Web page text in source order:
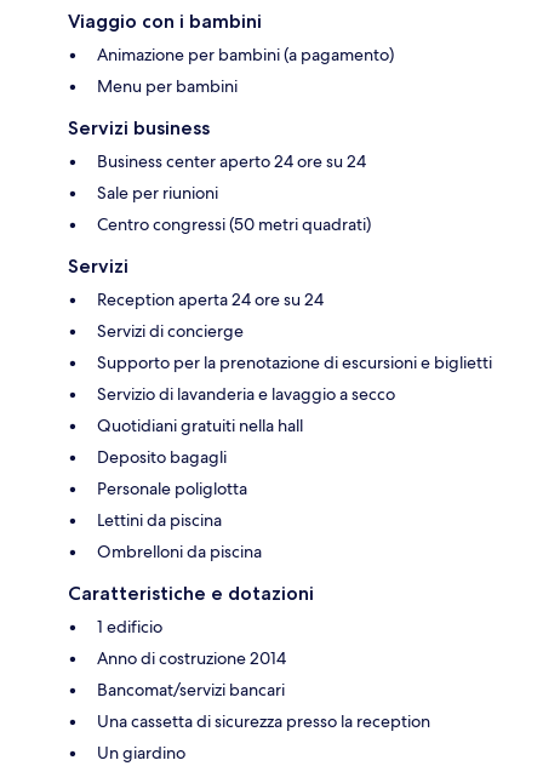
Viaggio con i bambini
Animazione per bambini (a pagamento)
Menu per bambini
Servizi business
Business center aperto 24 ore su 24
Sale per riunioni
Centro congressi (50 metri quadrati)
Servizi
Reception aperta 24 ore su 24
Servizi di concierge
Supporto per la prenotazione di escursioni e biglietti
Servizio di lavanderia e lavaggio a secco
Quotidiani gratuiti nella hall
Deposito bagagli
Personale poliglotta
Lettini da piscina
Ombrelloni da piscina
Caratteristiche e dotazioni
1 edificio
Anno di costruzione 2014
Bancomat/servizi bancari
Una cassetta di sicurezza presso la reception
Un giardino